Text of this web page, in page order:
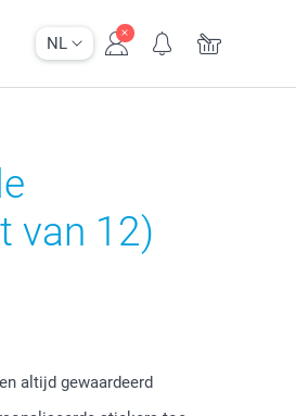
NL
van 12)
altijd gewaardeerd